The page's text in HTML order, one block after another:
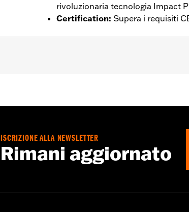
rivoluzionaria tecnologia Impact
Certification: Supera i requisiti
ISCRIZIONE ALLA NEWSLETTER
Rimani aggiornato